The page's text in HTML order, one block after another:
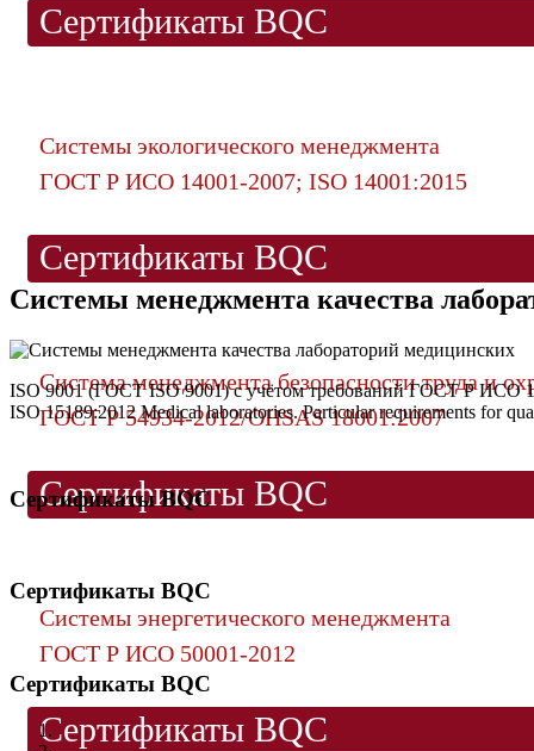
Сертификаты BQC
Системы экологического менеджмента
ГОСТ Р ИСО 14001-2007; ISO 14001:2015
Сертификаты BQC
Система менеджмента безопасности труда и
ГОСТ Р 54934-2012/OHSAS 18001:2007
Сертификаты BQC
Системы энергетического менеджмента
ГОСТ Р ИСО 50001-2012
Сертификаты BQC
Системы менеджмента качества
ISO 9001 (ГОСТ ISO 9001) с учётом требований ГОСТ Р ИСО
ISO 15189:2012 Medical laboratories. Particular requirements for
Сертификаты BQC
Сертификаты BQC
Сертификаты BQC